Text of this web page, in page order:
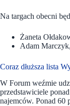
Na targach obecni
Żaneta
Adam
Coraz dłuższa lista
W Forum weźmie
przedstawiciele
najemców. Ponad 60